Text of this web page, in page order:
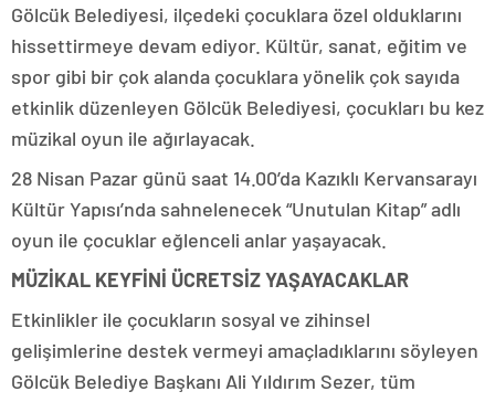
Gölcük Belediyesi, ilçedeki çocuklara özel olduklarını
hissettirmeye devam ediyor. Kültür, sanat, eğitim ve
spor gibi bir çok alanda çocuklara yönelik çok sayıda
etkinlik düzenleyen Gölcük Belediyesi, çocukları bu kez
müzikal oyun ile ağırlayacak.
28 Nisan Pazar günü saat 14.00’da Kazıklı Kervansarayı
Kültür Yapısı’nda sahnelenecek “Unutulan Kitap” adlı
oyun ile çocuklar eğlenceli anlar yaşayacak.
MÜZİKAL KEYFİNİ ÜCRETSİZ YAŞAYACAKLAR
Etkinlikler ile çocukların sosyal ve zihinsel
gelişimlerine destek vermeyi amaçladıklarını söyleyen
Gölcük Belediye Başkanı Ali Yıldırım Sezer, tüm